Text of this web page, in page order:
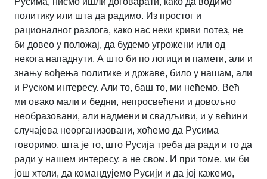
политику или шта да радимо. Из простог и
рационалног разлога, како нас неки криви потез, не
би довео у положај, да будемо угрожени или од
некога нападнути. А што би по логици и памети, али и
знању вођења политике и државе, било у нашам, али
и Руском интересу. Али то, баш то, ми нећемо. Већ
ми овако мали и бедни, непросвећени и довољно
необразовани, али надмени и свадљиви, и у већини
случајева неорганизовани, хоћемо да Русима
говоримо, шта је то, што Русија треба да ради и то да
ради у нашем интересу, а не свом. И при томе, ми би
још хтели, да командујемо Русији и да јој кажемо,